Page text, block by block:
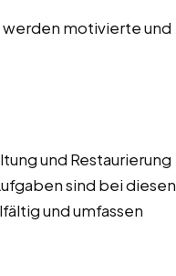
motivierte und
und Restaurierung
sind bei diesen
und umfassen